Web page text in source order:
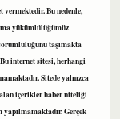
Bu nedenle,
yükümlülüğümüz
taşımakta
internet sitesi, herhangi
Sitede yalnızca
alan içerikler haber niteliği
Gerçek